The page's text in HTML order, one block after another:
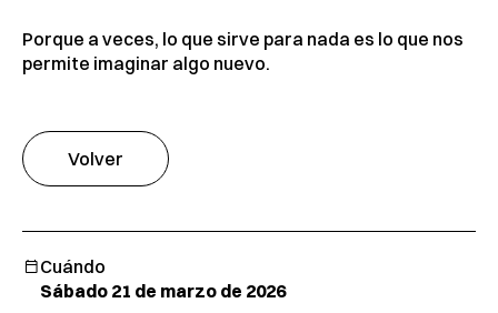
Porque a veces, lo que sirve para nada es lo que nos
permite imaginar algo nuevo.
Volver
Cuándo
Sábado 21 de marzo de 2026